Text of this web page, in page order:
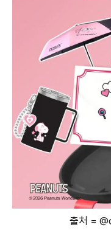
출처 =